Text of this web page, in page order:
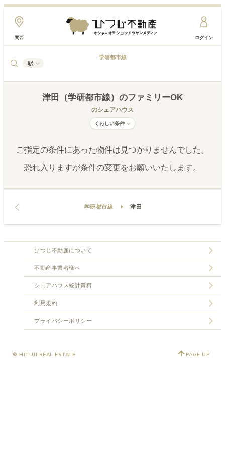
関西 ログイン
駅
学研都市線
津田（学研都市線） のファミリーOK
のシェアハウス
くわしい条件
ご指定の条件にあった物件は見つかりませんでした。
恐れ入りますが条件の変更をお願いいたします。
学研都市線 津田
ひつじ不動産について
不動産事業者様へ
シェアハウス統計資料
利用規約
プライバシーポリシー
© HITUJI REAL ESTATE PAGE UP